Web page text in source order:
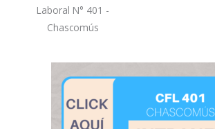
Laboral N° 401 -
Chascomús